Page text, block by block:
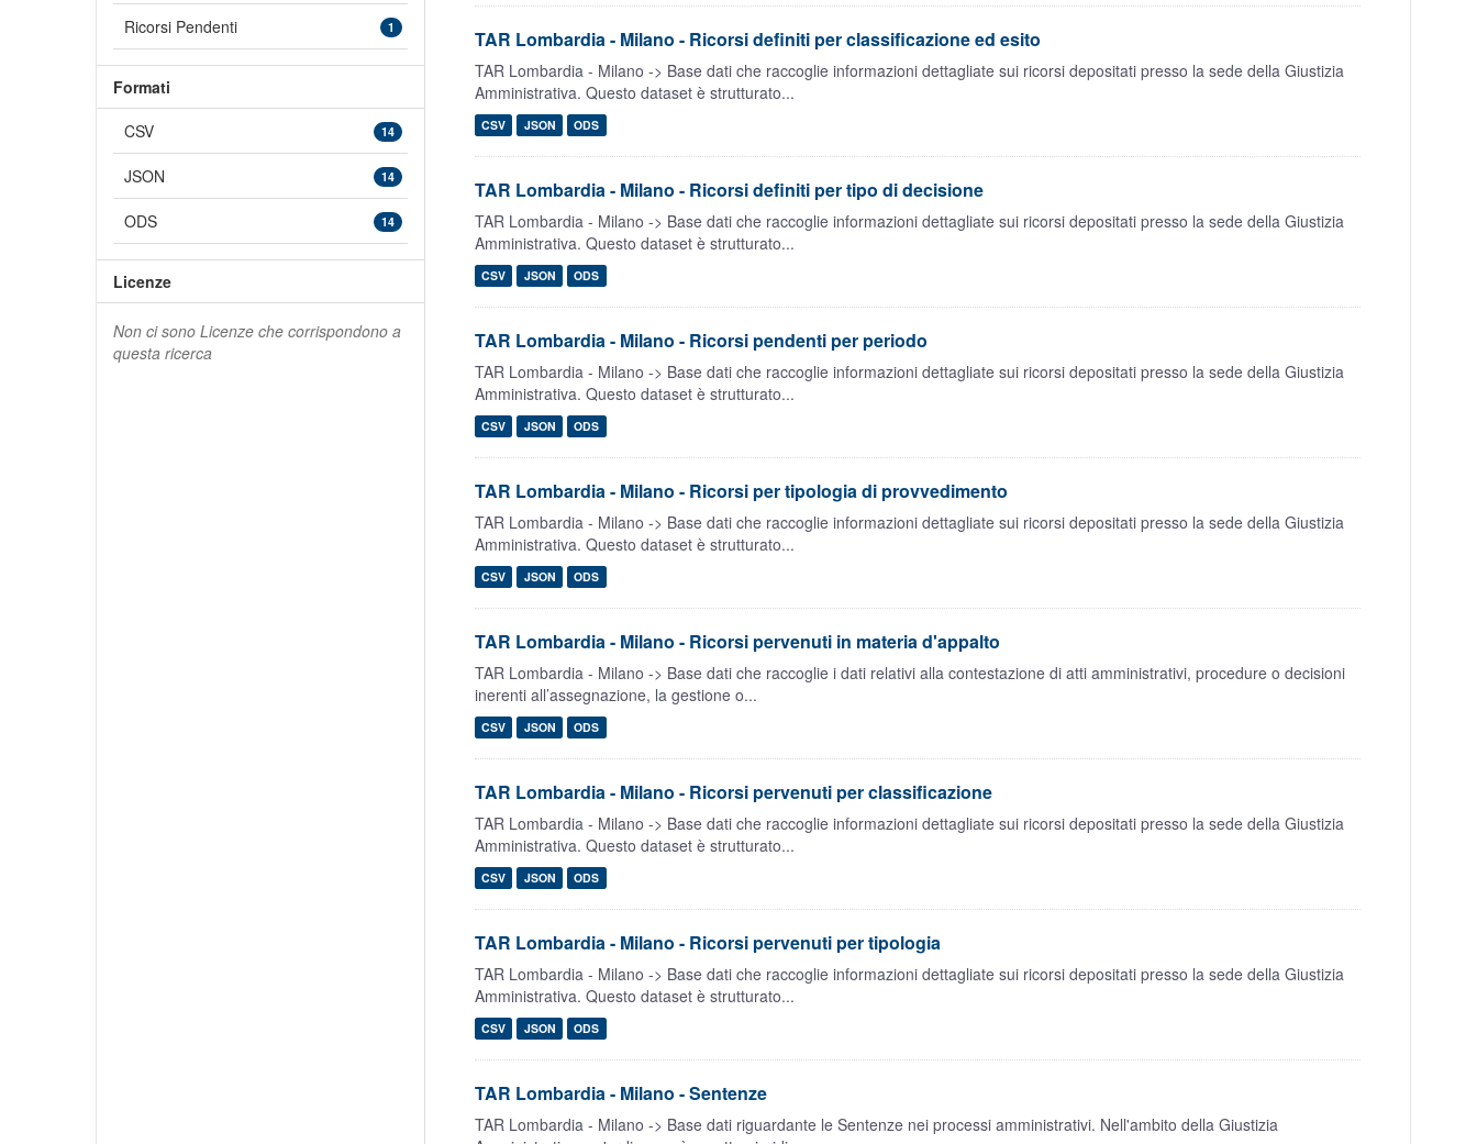
Ricorsi Pendenti 1
Formati
CSV
14
JSON 14
ODS 14
Licenze
Non ci sono Licenze che corrispondono a
questa ricerca
TAR Lombardia - Milano - Ricorsi definiti per classificazione ed esito
TAR Lombardia - Milano -> Base dati che raccoglie informazioni dettagliate sui ricorsi depositati presso la sede della Giustizia
Amministrativa. Questo dataset è strutturato...
CSV JSON ODS
TAR Lombardia - Milano - Ricorsi definiti per tipo di decisione
TAR Lombardia - Milano -> Base dati che raccoglie informazioni dettagliate sui ricorsi depositati presso la sede della Giustizia
Amministrativa. Questo dataset è strutturato...
CSV JSON ODS
TAR Lombardia - Milano - Ricorsi pendenti per periodo
TAR Lombardia - Milano -> Base dati che raccoglie informazioni dettagliate sui ricorsi depositati presso la sede della Giustizia
Amministrativa. Questo dataset è strutturato...
CSV JSON ODS
TAR Lombardia - Milano - Ricorsi per tipologia di provvedimento
TAR Lombardia - Milano -> Base dati che raccoglie informazioni dettagliate sui ricorsi depositati presso la sede della Giustizia
Amministrativa. Questo dataset è strutturato...
CSV JSON ODS
TAR Lombardia - Milano - Ricorsi pervenuti in materia d'appalto
TAR Lombardia - Milano -> Base dati che raccoglie i dati relativi alla contestazione di atti amministrativi, procedure o decisioni
inerenti all’assegnazione, la gestione o...
CSV JSON ODS
TAR Lombardia - Milano - Ricorsi pervenuti per classificazione
TAR Lombardia - Milano -> Base dati che raccoglie informazioni dettagliate sui ricorsi depositati presso la sede della Giustizia
Amministrativa. Questo dataset è strutturato...
CSV JSON ODS
TAR Lombardia - Milano - Ricorsi pervenuti per tipologia
TAR Lombardia - Milano -> Base dati che raccoglie informazioni dettagliate sui ricorsi depositati presso la sede della Giustizia
Amministrativa. Questo dataset è strutturato...
CSV JSON ODS
TAR Lombardia - Milano - Sentenze
TAR Lombardia - Milano -> Base dati riguardante le Sentenze nei processi amministrativi. Nell'ambito della Giustizia